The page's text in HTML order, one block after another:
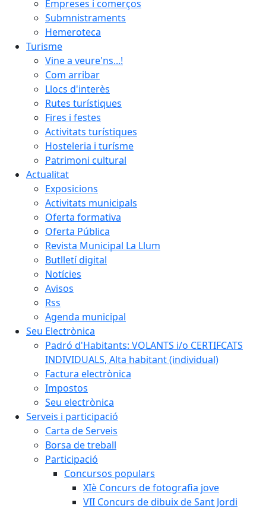
Empreses i comerços
Submnistraments
Hemeroteca
Turisme
Vine a veure'ns...!
Com arribar
Llocs d'interès
Rutes turístiques
Fires i festes
Activitats turístiques
Hosteleria i turísme
Patrimoni cultural
Actualitat
Exposicions
Activitats municipals
Oferta formativa
Oferta Pública
Revista Municipal La Llum
Butlletí digital
Notícies
Avisos
Rss
Agenda municipal
Seu Electrònica
Padró d'Habitants: VOLANTS i/o CERTIFCATS
INDIVIDUALS, Alta habitant (individual)
Factura electrònica
Impostos
Seu electrònica
Serveis i participació
Carta de Serveis
Borsa de treball
Participació
Concursos populars
XIè Concurs de fotografia jove
VII Concurs de dibuix de Sant Jordi